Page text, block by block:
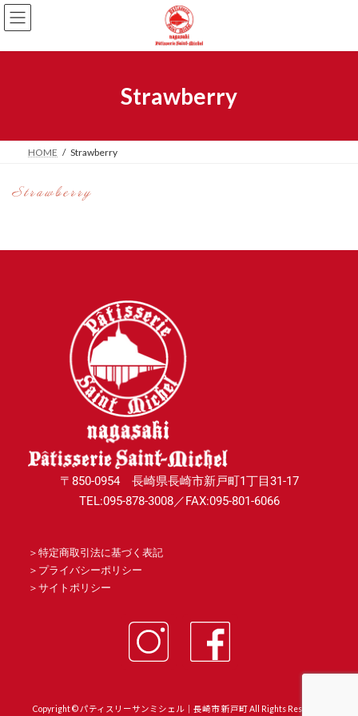
Strawberry
HOME Strawberry
〒850-0954 長崎県長崎市新戸町1丁目31-17
TEL:095-878-3008／FAX:095-801-6066
＞ 特定商取引法に基づく表記
＞ プライバシーポリシー
＞ サイトポリシー
Copyright © パティスリーサンミシェル｜長崎市 新戸町 All Rights Reserved.